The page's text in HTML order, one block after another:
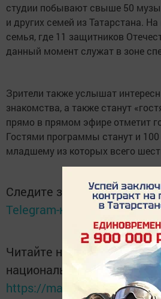
студии побывают свыше 50
и других семей из Татарстана.
семья, где 11 защитников
данный момент служат в зоне
Зрители также услышат
знакомства, а также станут
прямо в прямом эфире отметит
Гостями программы станут и
младшему из которых всего
Следите за самым
Telegram-канале
Татмедиа
Читайте новости
национальном
https://max.ru/tatmedia